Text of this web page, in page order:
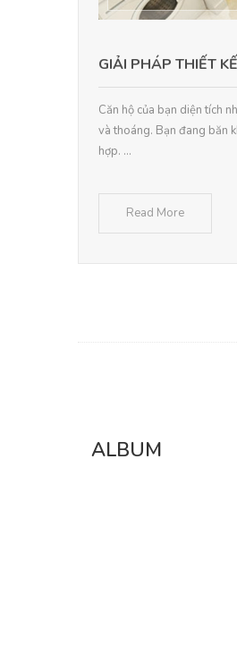
GIẢI PHÁP THIẾT
Căn hộ của bạn diện tích
và thoáng. Bạn đang băn
hợp. ...
Read More
ALBUM